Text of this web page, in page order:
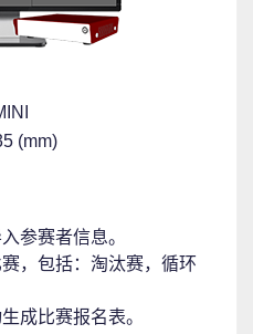
(mm)
参赛者信息。
，包括：淘汰赛，循环
成比赛报名表。